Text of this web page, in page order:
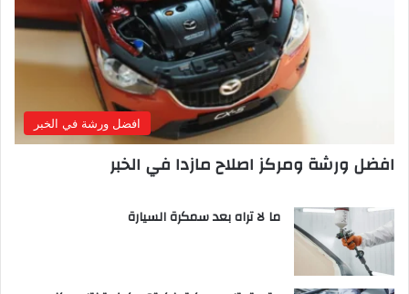
افضل ورشة في الخبر
افضل ورشة ومركز اصلاح مازدا في الخبر
ما لا تراه بعد سمكرة السيارة